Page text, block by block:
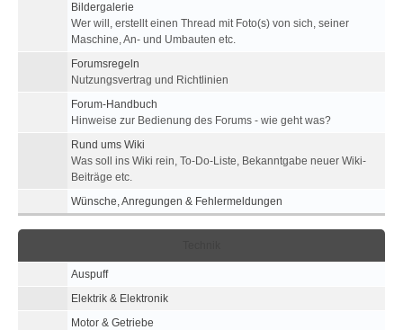
Bildergalerie
Wer will, erstellt einen Thread mit Foto(s) von sich, seiner
Maschine, An- und Umbauten etc.
Forumsregeln
Nutzungsvertrag und Richtlinien
Forum-Handbuch
Hinweise zur Bedienung des Forums - wie geht was?
Rund ums Wiki
Was soll ins Wiki rein, To-Do-Liste, Bekanntgabe neuer Wiki-
Beiträge etc.
Wünsche, Anregungen & Fehlermeldungen
Auspuff
Elektrik & Elektronik
Motor & Getriebe